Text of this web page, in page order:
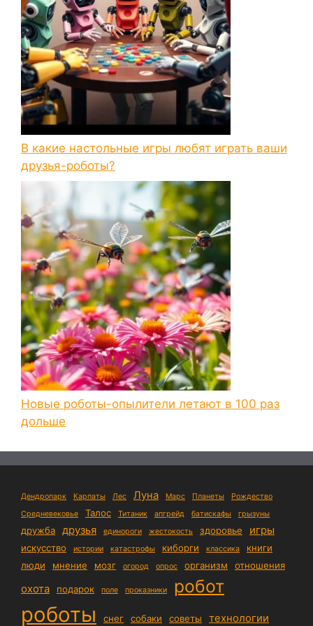
В какие настольные игры любят играть ваши
друзья-роботы?
Новые роботы-опылители летают в 100 раз
дольше
Дендропарк Карпаты Лес Луна Марс Планеты
Рождество
Средневековье
Талос Титаник апгрейд батискафы грызуны
дружба друзья единороги жестокость здоровье игры
искусство истории катастрофы киборги классика
книги
люди
мнение мозг огород опрос организм отношения
охота подарок поле проказники робот
роботы снег собаки советы технологии